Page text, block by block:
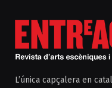
L’única capçalera en